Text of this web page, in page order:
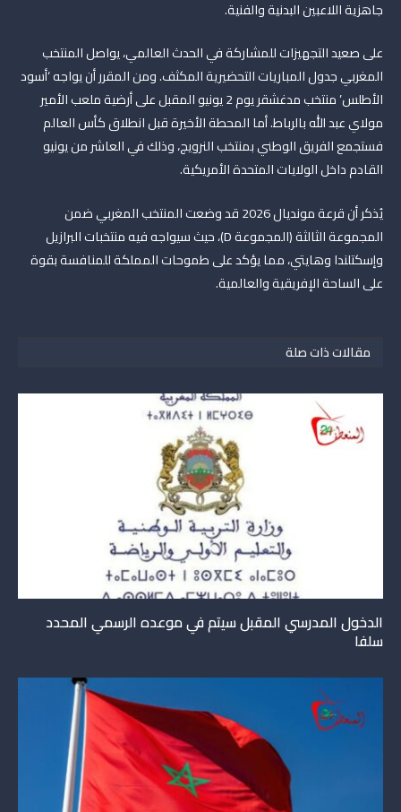
جاهزية اللاعبين البدنية والفنية.
على صعيد التجهيزات للمشاركة في الحدث العالمي، يواصل المنتخب
المغربي جدول المباريات التحضيرية المكثف. ومن المقرر أن يواجه ‘أسود
الأطلس’ منتخب مدغشقر يوم 2 يونيو المقبل على أرضية ملعب الأمير
مولاي عبد الله بالرباط. أما المحطة الأخيرة قبل انطلاق كأس العالم
فستجمع الفريق الوطني بمنتخب النرويج، وذلك في العاشر من يونيو
القادم داخل الولايات المتحدة الأمريكية.
يُذكر أن قرعة مونديال 2026 قد وضعت المنتخب المغربي ضمن
المجموعة الثالثة (المجموعة D)، حيث سيواجه فيه منتخبات البرازيل
وإسكتلندا وهايتي، مما يؤكد على طموحات المملكة للمنافسة بقوة
على الساحة الإفريقية والعالمية.
مقالات ذات صلة
الدخول المدرسي المقبل سیتم في موعده الرسمي المحدد
سلفا